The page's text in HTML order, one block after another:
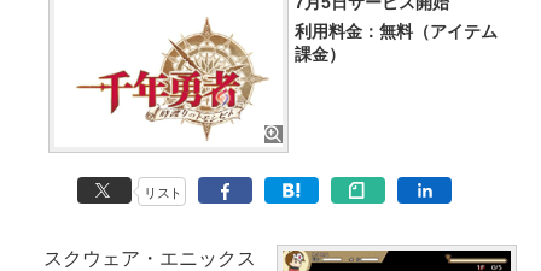
利用料金：無料（アイテム
課金）
リスト
スクウェア・エニックス